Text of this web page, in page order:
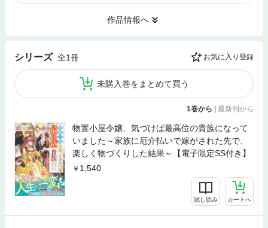
作品情報へ
シリーズ 全1冊 お気に入り登録
未購入巻をまとめて買う
1巻から | 最新刊から
物置小屋令嬢、気づけば最高位の貴族になって
いました～家族に厄介払いで嫁がされた先で、
楽しく物づくりした結果～【電子限定SS付き】
1,540
試し読み カートへ